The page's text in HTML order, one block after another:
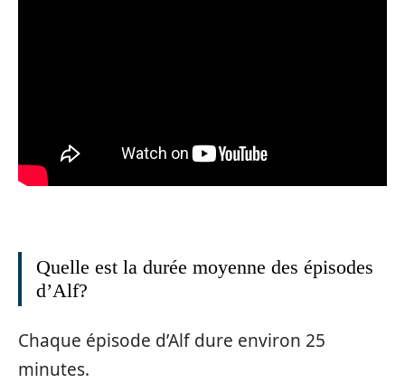
Quelle est la durée moyenne des épisodes
d’Alf?
Chaque épisode d’Alf dure environ 25
minutes.